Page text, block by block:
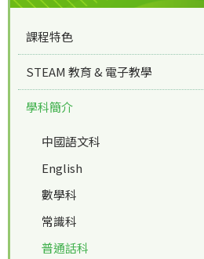
課程特色
STEAM 教育 & 電子教學
學科簡介
中國語文科
English
數學科
常識科
普通話科